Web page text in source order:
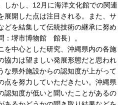
しかし、12月に海洋文化館での関連
展開した点は注目される。また、サ
どを結集して伝統技術の継承に努め
：堺市博物館 館長）。
を中心とした研究、沖縄県内の各施
協力は望ましい発展形態だと思われ
な県外施設からの認知度が上がって
点を努力していただきたい。沖縄県
認知度が低いと聞いたことがあるの